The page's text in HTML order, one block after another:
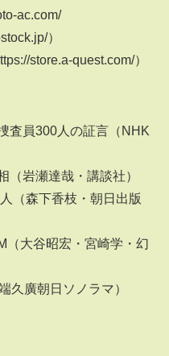
ac.com/
）
store.a-quest.com/）
査員300人の証言（NHK
（岩瀬達哉・講談社）
（森下香枝・朝日出版
（大谷昭宏・宮崎学・幻
久廣朝日ソノラマ）